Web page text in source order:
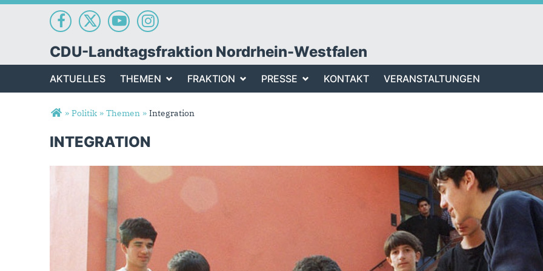
CDU-Landtagsfraktion Nordrhein-Westfalen
AKTUELLES THEMEN FRAKTION PRESSE KONTAKT VERANSTALTUNGEN
Sie sind hier
» Politik » Themen » Integration
INTEGRATION